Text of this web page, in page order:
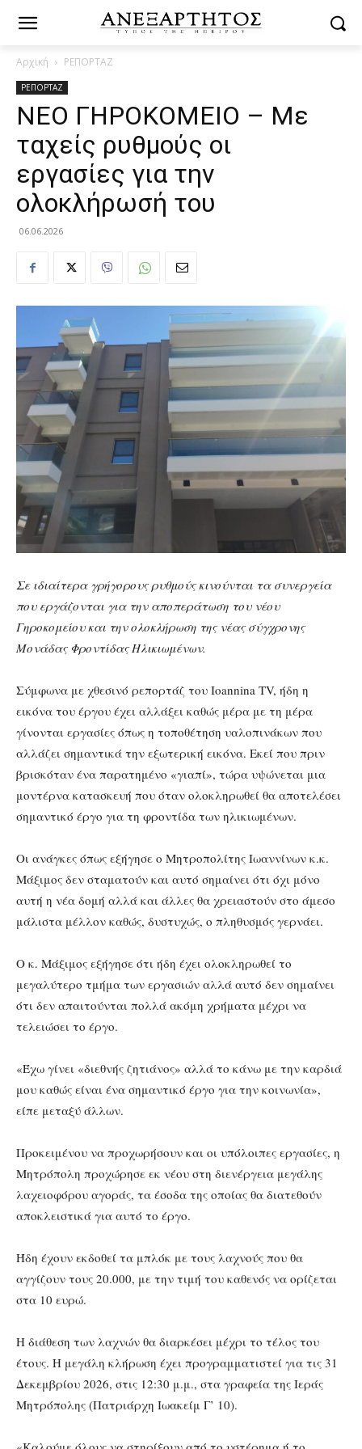
Αρχική ΡΕΠΟΡΤΑΖ
ΡΕΠΟΡΤΑΖ
ΝΕΟ ΓΗΡΟΚΟΜΕΙΟ – Με
ταχείς ρυθμούς οι
εργασίες για την
ολοκλήρωσή του
06.06.2026
Σε ιδιαίτερα γρήγορους ρυθμούς κινούνται τα συνεργεία
που εργάζονται για την αποπεράτωση του νέου
Γηροκομείου και την ολοκλήρωση της νέας σύγχρονης
Μονάδας Φροντίδας Ηλικιωμένων.
Σύμφωνα με χθεσινό ρεπορτάζ του Ioannina TV, ήδη η
εικόνα του έργου έχει αλλάξει καθώς μέρα με τη μέρα
γίνονται εργασίες όπως η τοποθέτηση υαλοπινάκων που
αλλάζει σημαντικά την εξωτερική εικόνα. Εκεί που πριν
βρισκόταν ένα παρατημένο «γιαπί», τώρα υψώνεται μια
μοντέρνα κατασκευή που όταν ολοκληρωθεί θα αποτελέσει
σημαντικό έργο για τη φροντίδα των ηλικιωμένων.
Οι ανάγκες όπως εξήγησε ο Μητροπολίτης Ιωαννίνων κ.κ.
Μάξιμος δεν σταματούν και αυτό σημαίνει ότι όχι μόνο
αυτή η νέα δομή αλλά και άλλες θα χρειαστούν στο άμεσο
μάλιστα μέλλον καθώς, δυστυχώς, ο πληθυσμός γερνάει.
Ο κ. Μάξιμος εξήγησε ότι ήδη έχει ολοκληρωθεί το
μεγαλύτερο τμήμα των εργασιών αλλά αυτό δεν σημαίνει
ότι δεν απαιτούνται πολλά ακόμη χρήματα μέχρι να
τελειώσει το έργο.
«Έχω γίνει «διεθνής ζητιάνος» αλλά το κάνω με την καρδιά
μου καθώς είναι ένα σημαντικό έργο για την κοινωνία»,
είπε μεταξύ άλλων.
Προκειμένου να προχωρήσουν και οι υπόλοιπες εργασίες, η
Μητρόπολη προχώρησε εκ νέου στη διενέργεια μεγάλης
λαχειοφόρου αγοράς, τα έσοδα της οποίας θα διατεθούν
αποκλειστικά για αυτό το έργο.
Ήδη έχουν εκδοθεί τα μπλόκ με τους λαχνούς που θα
αγγίζουν τους 20.000, με την τιμή του καθενός να ορίζεται
στα 10 ευρώ.
Η διάθεση των λαχνών θα διαρκέσει μέχρι το τέλος του
έτους. Η μεγάλη κλήρωση έχει προγραμματιστεί για τις 31
Δεκεμβρίου 2026, στις 12:30 μ.μ., στα γραφεία της Ιεράς
Μητρόπολης (Πατριάρχη Ιωακείμ Γ’ 10).